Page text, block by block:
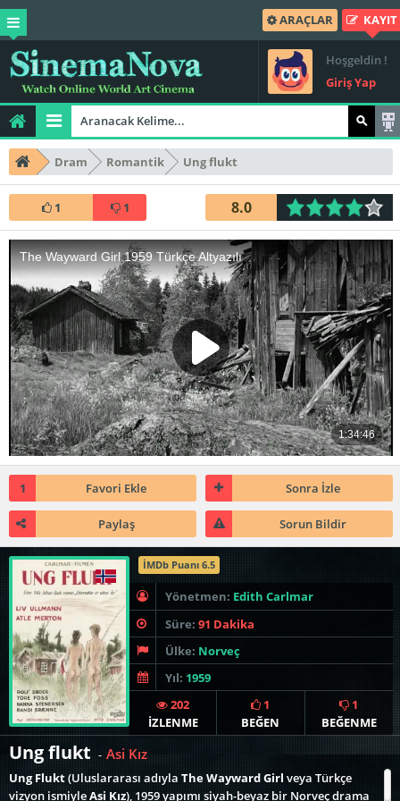
ARAÇLAR KAYIT
Hoşgeldin !
Giriş Yap
Dram Romantik Ung flukt
1 1 8.0
1 Favori Ekle Sonra İzle
Paylaş Sorun Bildir
İMDb Puanı 6.5
Yönetmen: Edith Carlmar
Süre: 91 Dakika
Ülke: Norveç
Yıl: 1959
202
İZLENME
1
BEĞEN
1
BEĞENME
Ung flukt - Asi Kız
Ung Flukt(Uluslararası adıyla The Wayward Girl veya Türkçe
vizyon ismiyleAsi Kız), 1959 yapımı siyah-beyaz bir Norveç drama